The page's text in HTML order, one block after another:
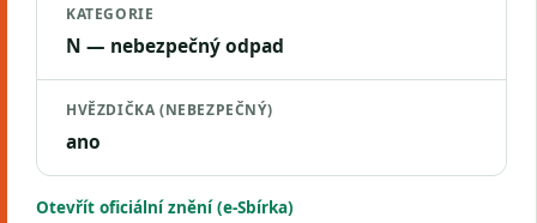
KATEGORIE
N — nebezpečný odpad
HVĚZDIČKA (NEBEZPEČNÝ)
ano
Otevřít oficiální znění (e-Sbírka)